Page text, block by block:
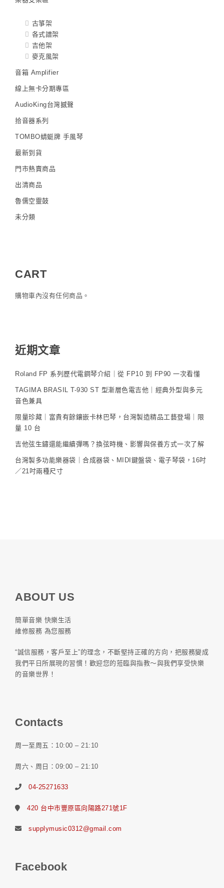
古箏架
各式譜架
吉他架
麥克風架
音箱 Amplifier
線上無卡分期專區
AudioKing台灣撼聲
拾音器系列
TOMBO蜻蜓牌 手風琴
最新到貨
門市熱賣商品
出清商品
魯儒空靈鼓
未分類
CART
購物車內沒有任何商品。
近期文章
Roland FP 系列歷代電鋼琴介紹｜從 FP10 到 FP90 一次看懂
TAGIMA BRASIL T-930 ST 型漸層色電吉他｜經典外型與多元
音色兼具
限量珍藏｜富貴有餘鑲嵌卡林巴琴，台灣製造精品工藝登場｜限
量 10 台
吉他弦生鏽還能繼續彈嗎？換弦時機、影響與保養方式一次了解
台灣製多功能樂器袋｜合成器袋、MIDI鍵盤袋、電子琴袋，16吋
／21吋兩種尺寸
ABOUT US
簡單音樂 快樂生活
維修服務 為您服務
“誠信服務，客戶至上”的理念，不斷堅持正確的方向，把服務變成
我們平日所展現的習慣！歡迎您的蒞臨與指教～與我們享受快樂
的音樂世界！
Contacts
周一至周五：10:00 – 21:10
周六、周日：09:00 – 21:10
04-25271633
420 台中市豐原區向陽路271號1F
supplymusic0312@gmail.com
Facebook